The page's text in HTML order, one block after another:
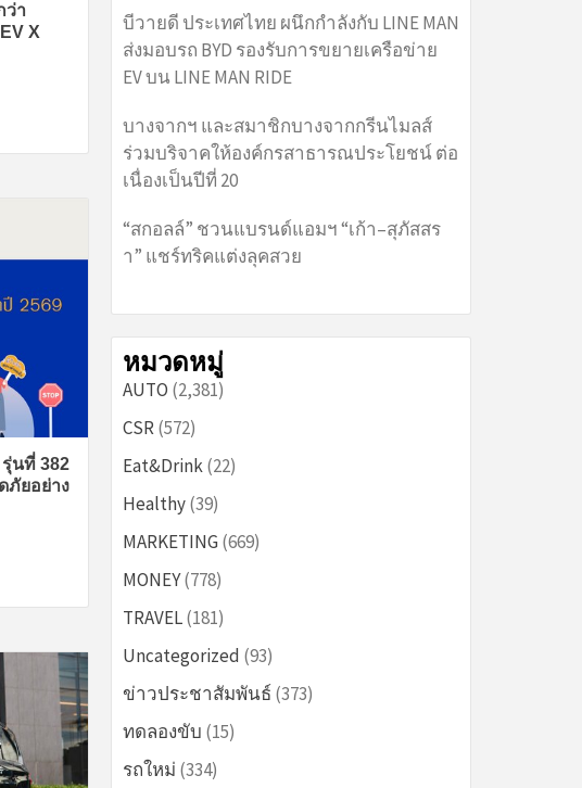
ว่า
X
นที่ 382
ภัยอย่าง
บีวายดี ประเทศไทย ผนึกกำลังกับ LINE MAN
ส่งมอบรถ BYD รองรับการขยายเครือข่าย
EV บน LINE MAN RIDE
บางจากฯ และสมาชิกบางจากกรีนไมลส์
ร่วมบริจาคให้องค์กรสาธารณประโยชน์ ต่อ
เนื่องเป็นปีที่ 20
“สกอลล์” ชวนแบรนด์แอมฯ “เก้า–สุภัสสร
า” แชร์ทริคแต่งลุคสวย
หมวดหมู่
AUTO (2,381)
CSR(572)
Eat&Drink(22)
Healthy(39)
MARKETING(669)
MONEY(778)
TRAVEL(181)
Uncategorized (93)
ข่าวประชาสัมพันธ์ (373)
ทดลองขับ (15)
รถใหม่ (334)